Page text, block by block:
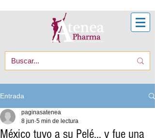
Entrada
México tuvo a su Pelé… y fue una
paginasatenea
8 jun 5 min de lectura